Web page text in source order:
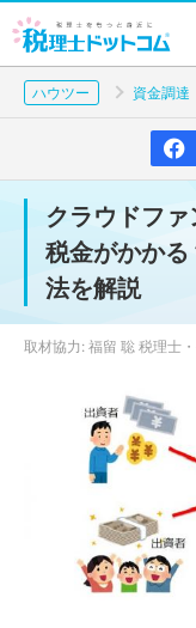
ハウツー 資金調達
クラウドフ
税金がかか
法を解説
取材協力: 福留 聡 税理士